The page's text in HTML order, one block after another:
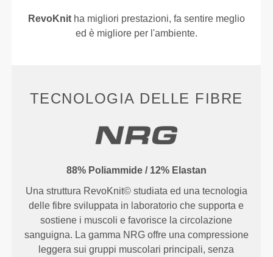
RevoKnitha migliori prestazioni, fa sentire meglio
ed è migliore per l'ambiente.
TECNOLOGIA DELLE FIBRE
88% Poliammide / 12% Elastan
Una struttura RevoKnit© studiata ed una tecnologia
delle fibre sviluppata in laboratorio che supporta e
sostiene i muscoli e favorisce la circolazione
sanguigna. La gamma NRG offre una compressione
leggera sui gruppi muscolari principali, senza